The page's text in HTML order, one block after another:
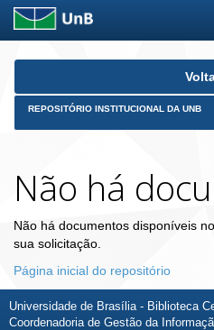
Skip
REPOSITÓRIO INSTITUCIONAL DA UNB
Não há
Não há documentos disponíveis
sua solicitação.
Página inicial do repositório
Universidade de Brasília - Biblioteca
Coordenadoria de Gestão da